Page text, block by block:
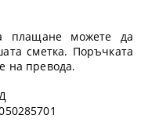
плащане можете да
сметка. Поръчката
на превода.